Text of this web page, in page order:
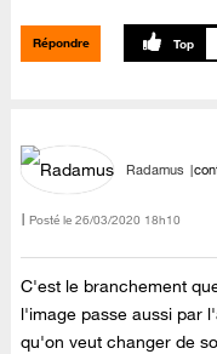
Répondre
Radamus
Posté le ‎26/03/2020 18h10
C'est le branchement
l'image passe aussi par
qu'on veut changer de